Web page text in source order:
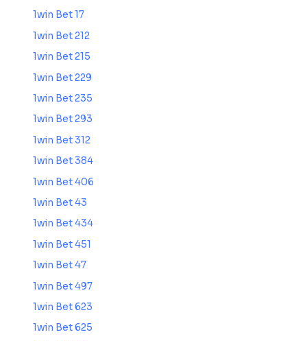
1win Bet 17
1win Bet 212
1win Bet 215
1win Bet 229
1win Bet 235
1win Bet 293
1win Bet 312
1win Bet 384
1win Bet 406
1win Bet 43
1win Bet 434
1win Bet 451
1win Bet 47
1win Bet 497
1win Bet 623
1win Bet 625